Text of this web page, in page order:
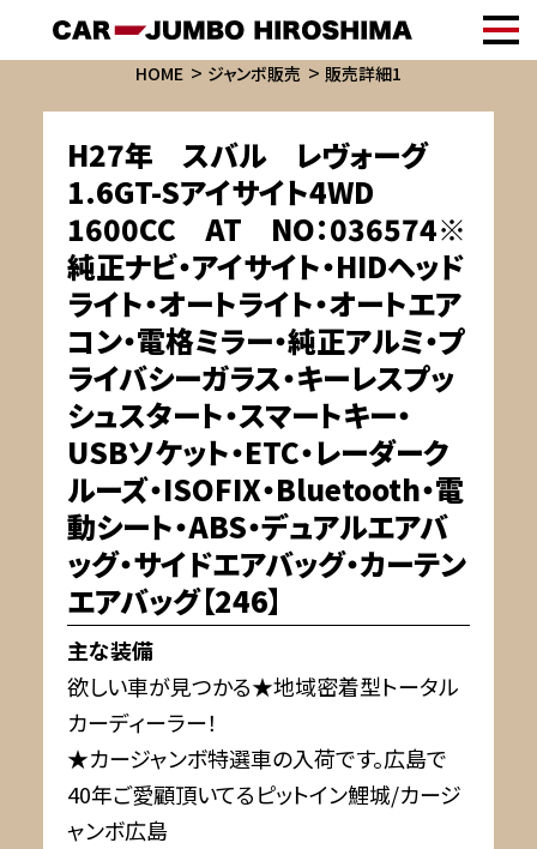
HOME ジャンボ販売 販売詳細1
H27年 スバル レヴォーグ
1.6GT-Sアイサイト4WD
1600CC AT NO：036574※
純正ナビ・アイサイト・HIDヘッド
ライト・オートライト・オートエア
コン・電格ミラー・純正アルミ・プ
ライバシーガラス・キーレスプッ
シュスタート・スマートキー・
USBソケット・ETC・レーダーク
ルーズ・ISOFIX・Bluetooth・電
動シート・ABS・デュアルエアバ
ッグ・サイドエアバッグ・カーテン
エアバッグ【246】
主な装備
欲しい車が見つかる★地域密着型トータル
カーディーラー！
★カージャンボ特選車の入荷です。広島で
40年ご愛顧頂いてるピットイン鯉城/カージ
ャンボ広島